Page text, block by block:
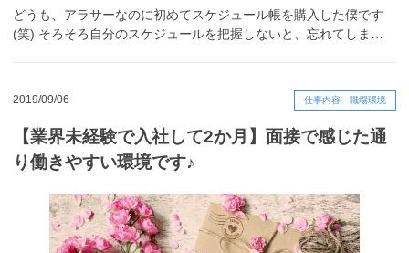
どうも、アラサーなのに初めてスケジュール帳を購入した僕です
(笑) そろそろ自分のスケジュールを把握しないと、忘れてしま…
2019/09/06 仕事内容・職場環境
【業界未経験で入社して2か月】面接で感じた通
り働きやすい環境です♪